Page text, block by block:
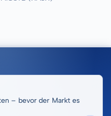
– bevor der Markt es